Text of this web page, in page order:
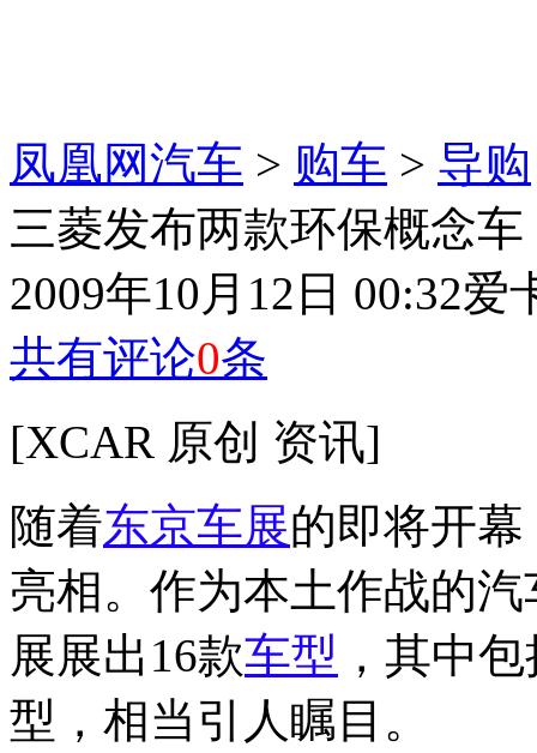
凤凰网汽车 > 购车 > 导购
三菱发布两款环保概念
2009年10月12日 00:32爱
共有评论0条
[XCAR 原创 资讯]
随着东京车展的即将开
亮相。作为本土作战的汽
展展出16款车型 ，其中
型，相当引人瞩目。